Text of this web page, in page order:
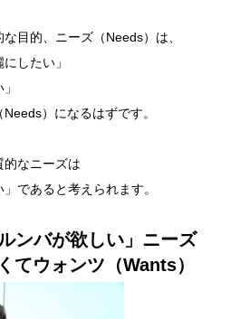
目的、ニーズ（Needs）は、
したい」
）になるはずです。
的なニーズは
であると考えられます。
ンバが欲しい」ニーズ
てウォンツ（Wants）